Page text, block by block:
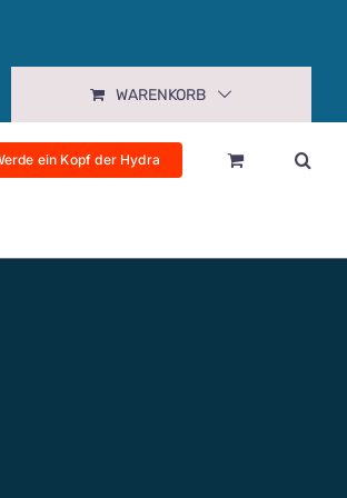
WARENKORB
ein Kopf der Hydra